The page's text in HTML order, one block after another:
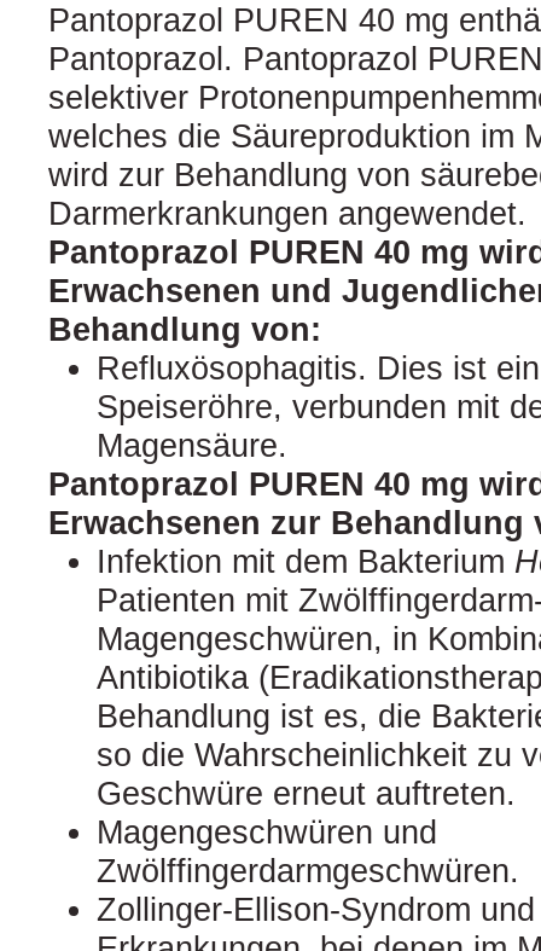
Pantoprazol PUREN 40 mg
Pantoprazol. Pantoprazol
selektiver
welches die Säureproduktion im
wird zur Behandlung von
Darmerkrankungen angewendet.
Pantoprazol PUREN 40 mg
Erwachsenen und
Behandlung von:
Refluxösophagitis. Dies ist
Speiseröhre, verbunden mit
Magensäure.
Pantoprazol PUREN 40 mg
Erwachsenen zur Behandlung
Infektion mit dem Bakterium
Patienten mit
Magengeschwüren, in
Antibiotika
Behandlung ist es, die
so die Wahrscheinlichkeit zu
Geschwüre erneut auftreten.
Magengeschwüren und
Zwölffingerdarmgeschwüren.
Zollinger-Ellison-Syndrom